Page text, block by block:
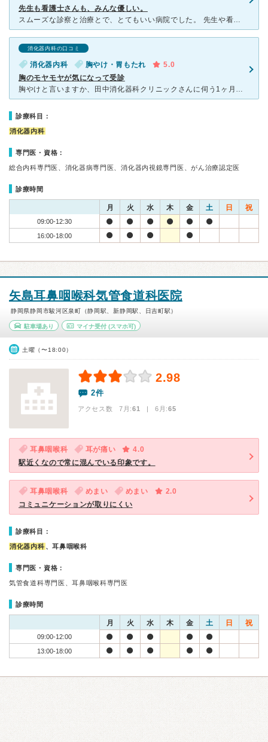
先生も看護士さんも、みんな優しい。
スムーズな診察と治療とで、とてもいい病院でした。 先生や看護士さんも親身に接していただけて、安心して診察を受けることができました。 病状を聞くときに、話しやすい雰囲気で、先生も看護士さんも優しく接
消化器内科の口コミ
消化器内科 胸やけ・胃もたれ
5.0
胸のモヤモヤが気になって受診
胸やけと言いますか、田中消化器科クリニックさんに伺う1ヶ月前くらいから胸のあたりがもやもやしていて気になっていました はじめは呼吸器系なのかな？と想っていたりもしたので受診するまえに電話で確認し
診療科目：
消化器内科
専門医・資格：
総合内科専門医、消化器病専門医、消化器内視鏡専門医、がん治療認定医
診療時間
月 火 水 木 金 土 日 祝
09:00-12:30
16:00-18:00
矢島耳鼻咽喉科気管食道科医院
静岡県静岡市駿河区泉町（静岡駅、新静岡駅、日吉町駅）
駐車場あり マイナ受付(スマホ可)
土曜（〜18:00）
2.98
2件
アクセス数 7月:61 | 6月:65
耳鼻咽喉科 耳が痛い
4.0
駅近くなので常に混んでいる印象です。
耳鼻咽喉科 めまい めまい
2.0
コミュニケーションが取りにくい
診療科目：
消化器内科 、耳鼻咽喉科
専門医・資格：
気管食道科専門医、耳鼻咽喉科専門医
診療時間
月 火 水 木 金 土 日 祝
09:00-12:00
13:00-18:00